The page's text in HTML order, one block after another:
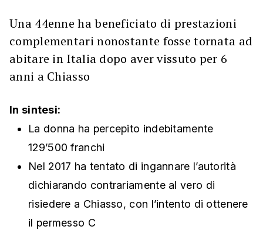
Una 44enne ha beneficiato di prestazioni
complementari nonostante fosse tornata ad
abitare in Italia dopo aver vissuto per 6
anni a Chiasso
In sintesi:
La donna ha percepito indebitamente
129’500 franchi
Nel 2017 ha tentato di ingannare l’autorità
dichiarando contrariamente al vero di
risiedere a Chiasso, con l’intento di ottenere
il permesso C